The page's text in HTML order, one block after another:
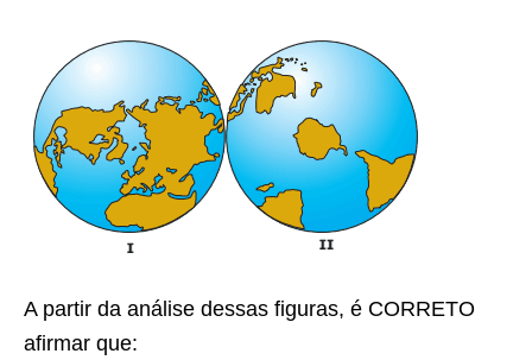
A partir da análise dessas figuras, é CORRETO
afirmar que: